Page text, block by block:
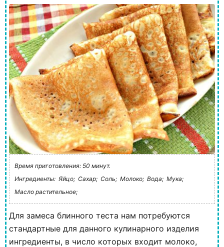
Время приготовления: 50 минут.
Ингредиенты: Яйцо; Сахар; Соль; Молоко; Вода; Мука;
Масло растительное;
Для замеса блинного теста нам потребуются
стандартные для данного кулинарного изделия
ингредиенты, в число которых входит молоко,